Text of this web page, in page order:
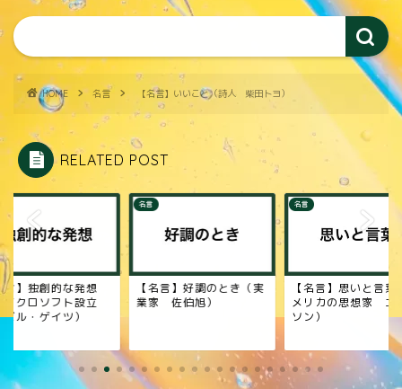
HOME 名言 【名言】いいこと（詩人 柴田トヨ）
RELATED POST
言】独創的な発想
イクロソフト設立
ル・ゲイツ）
名言
【名言】好調のとき（実
業家 佐伯旭）
名言
【名言】思いと言葉
メリカの思想家 エ
ソン）